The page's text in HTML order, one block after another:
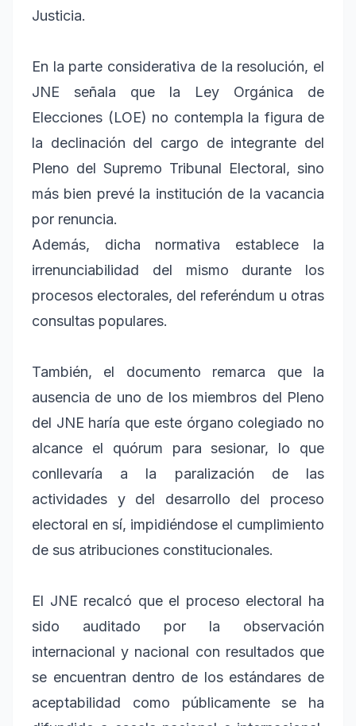
Justicia.
En la parte considerativa de la resolución, el
JNE señala que la Ley Orgánica de
Elecciones (LOE) no contempla la figura de
la declinación del cargo de integrante del
Pleno del Supremo Tribunal Electoral, sino
más bien prevé la institución de la vacancia
por renuncia.
Además, dicha normativa establece la
irrenunciabilidad del mismo durante los
procesos electorales, del referéndum u otras
consultas populares.
También, el documento remarca que la
ausencia de uno de los miembros del Pleno
del JNE haría que este órgano colegiado no
alcance el quórum para sesionar, lo que
conllevaría a la paralización de las
actividades y del desarrollo del proceso
electoral en sí, impidiéndose el cumplimiento
de sus atribuciones constitucionales.
El JNE recalcó que el proceso electoral ha
sido auditado por la observación
internacional y nacional con resultados que
se encuentran dentro de los estándares de
aceptabilidad como públicamente se ha